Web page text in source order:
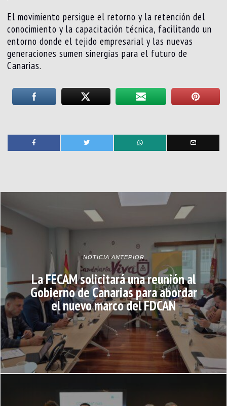
El movimiento persigue el retorno y la retención del
conocimiento y la capacitación técnica, facilitando un
entorno donde el tejido empresarial y las nuevas
generaciones sumen sinergias para el futuro de
Canarias.
NOTICIA ANTERIOR
La FECAM solicitará una reunión al
Gobierno de Canarias para abordar
el nuevo marco del FDCAN